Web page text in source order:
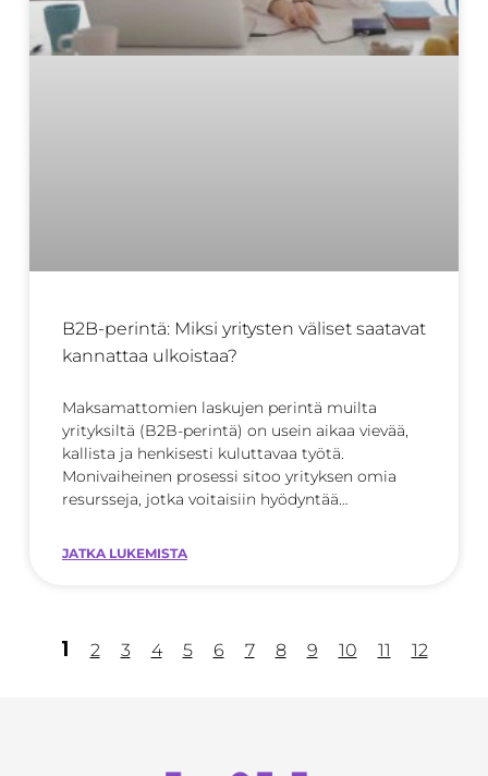
B2B-perintä: Miksi yritysten väliset saatavat
kannattaa ulkoistaa?
Maksamattomien laskujen perintä muilta
yrityksiltä (B2B-perintä) on usein aikaa vievää,
kallista ja henkisesti kuluttavaa työtä.
Monivaiheinen prosessi sitoo yrityksen omia
resursseja, jotka voitaisiin hyödyntää
JATKA LUKEMISTA
1 2 3 4 5 6 7 8 9 10 11 12